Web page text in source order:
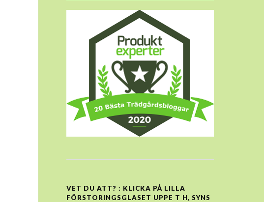
VET DU ATT? : KLICKA PÅ LILLA
FÖRSTORINGSGLASET UPPE T H, SYNS